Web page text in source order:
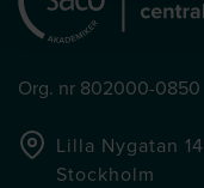
Org. nr 802000-0850
Lilla Nygatan 14
Stockholm